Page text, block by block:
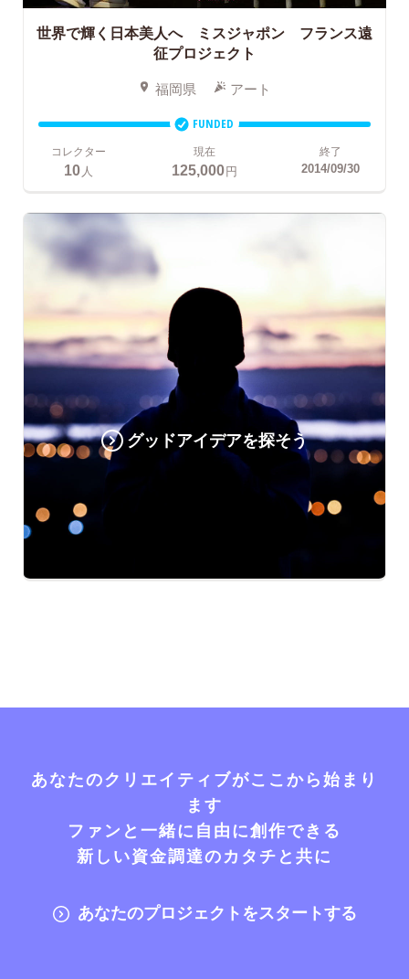
世界で輝く日本美人へ ミスジャポン フランス遠
征プロジェクト
福岡県 アート
FUNDED
コレクター
10 人
現在
125,000円
終了
2014/09/30
グッドアイデアを探そう
あなたのクリエイティブがここから始まり
ます
ファンと一緒に自由に創作できる
新しい資金調達のカタチと共に
あなたのプロジェクトをスタートする